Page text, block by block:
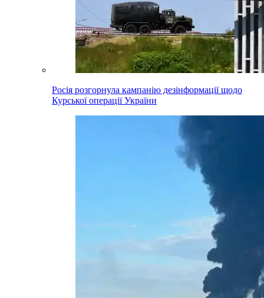
Росія розгорнула кампанію дезінформації щодо
Курської операції України